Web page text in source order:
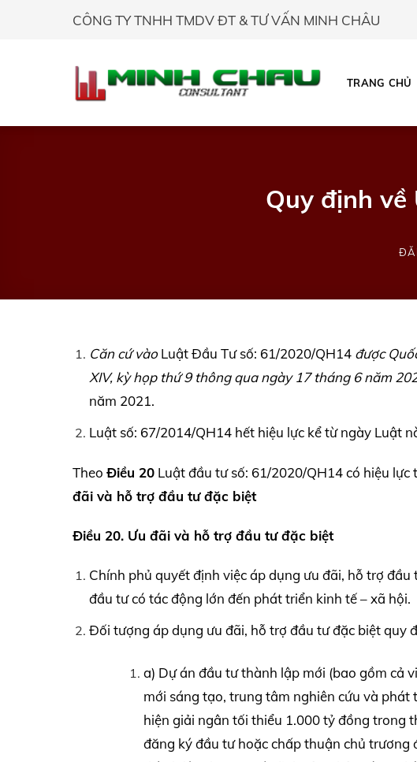
CÔNG TY TNHH TMDV ĐT & TƯ VẤN MINH CHÂU
TRANG CHỦ
Quy định
Căn cứ vàoLuật Đầu Tư số: 61/2020/QH14 được
XIV, kỳ họp thứ 9 thông qua ngày 17 tháng 6 năm
năm 2021.
Luật số: 67/2014/QH14 hết hiệu lực kể từ ngày Luật
Theo Điều 20 Luật đầu tư số: 61/2020/QH14 có hiệu
đãi và hỗ trợ đầu tư đặc biệt
Điều 20. Ưu đãi và hỗ trợ đầu tư đặc biệt
Chính phủ quyết định việc áp dụng ưu đãi, hỗ trợ
đầu tư có tác động lớn đến phát triển kinh tế – xã hội.
Đối tượng áp dụng ưu đãi, hỗ trợ đầu tư đặc biệt quy
a) Dự án đầu tư thành lập mới (bao gồm cả
mới sáng tạo, trung tâm nghiên cứu và
hiện giải ngân tối thiểu 1.000 tỷ đồng trong
đăng ký đầu tư hoặc chấp thuận chủ